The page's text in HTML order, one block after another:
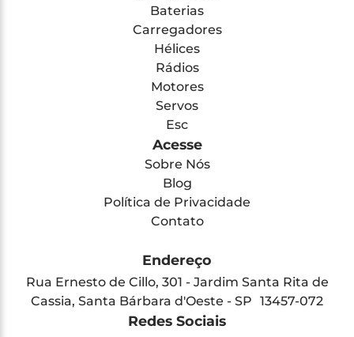
Baterias
Carregadores
Hélices
Rádios
Motores
Servos
Esc
Acesse
Sobre Nós
Blog
Política de Privacidade
Contato
Endereço
Rua Ernesto de Cillo, 301 - Jardim Santa Rita de
Cassia, Santa Bárbara d'Oeste - SP 13457-072
Redes Sociais